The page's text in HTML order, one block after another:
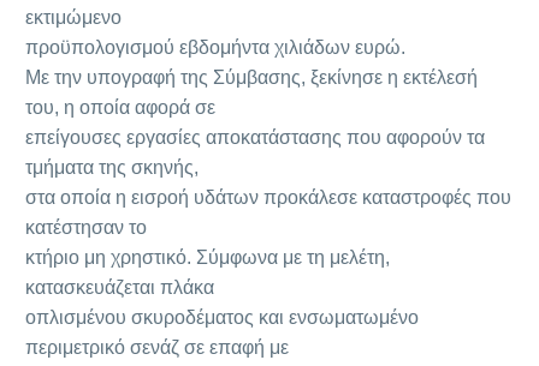
εκτιμώμενο
προϋπολογισμού εβδομήντα χιλιάδων ευρώ.
Με την υπογραφή της Σύμβασης, ξεκίνησε η εκτέλεσή
του, η οποία αφορά σε
επείγουσες εργασίες αποκατάστασης που αφορούν τα
τμήματα της σκηνής,
στα οποία η εισροή υδάτων προκάλεσε καταστροφές που
κατέστησαν το
κτήριο μη χρηστικό. Σύμφωνα με τη μελέτη,
κατασκευάζεται πλάκα
οπλισμένου σκυροδέματος και ενσωματωμένο
περιμετρικό σενάζ σε επαφή με